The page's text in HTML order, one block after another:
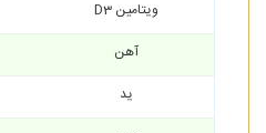
ویتامین D3
آهن
ید